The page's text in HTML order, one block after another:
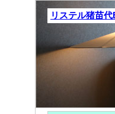
リステル猪苗